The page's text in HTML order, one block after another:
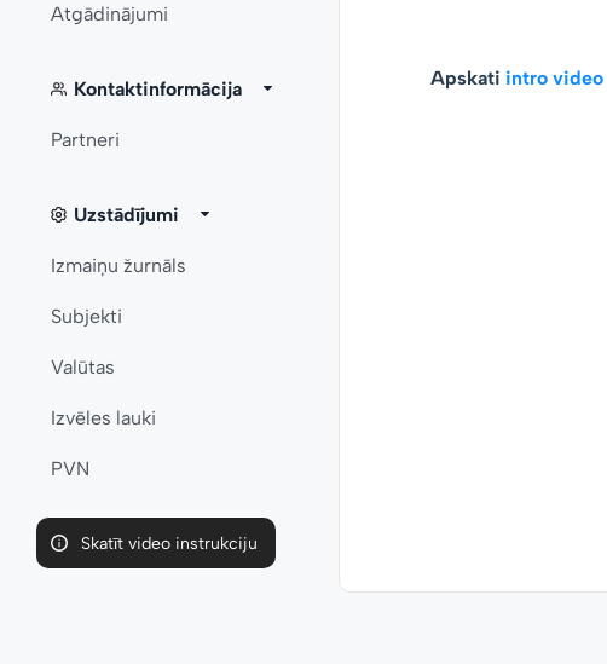
Atgādinājumi
Kontaktinformācija
Partneri
Uzstādījumi
Izmaiņu žurnāls
Subjekti
Valūtas
Izvēles lauki
PVN
Skatīt video instrukciju
Apskati intro video